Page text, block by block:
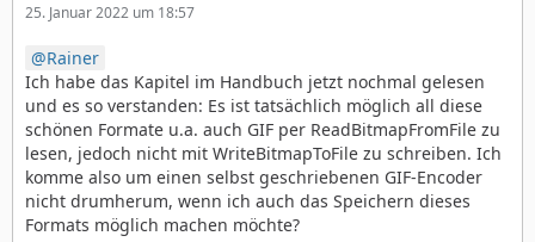
25. Januar 2022 um 18:57
Rainer
Ich habe das Kapitel im Handbuch jetzt nochmal gelesen
und es so verstanden: Es ist tatsächlich möglich all diese
schönen Formate u.a. auch GIF per ReadBitmapFromFile zu
lesen, jedoch nicht mit WriteBitmapToFile zu schreiben. Ich
komme also um einen selbst geschriebenen GIF-Encoder
nicht drumherum, wenn ich auch das Speichern dieses
Formats möglich machen möchte?